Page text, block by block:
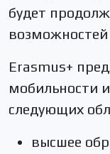
будет
Erasmus+
мобильности
следующих
высшее